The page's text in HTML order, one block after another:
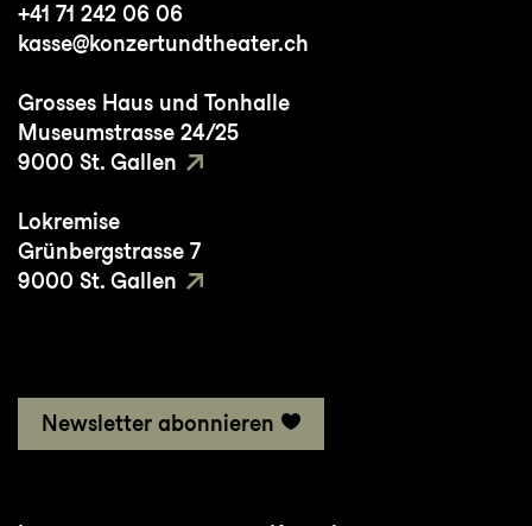
+41 71 242 06 06
kasse@konzertundtheater.ch
Grosses Haus und Tonhalle
Museumstrasse 24/25
9000 St. Gallen
Lokremise
Grünbergstrasse 7
9000 St. Gallen
Newsletter abonnieren